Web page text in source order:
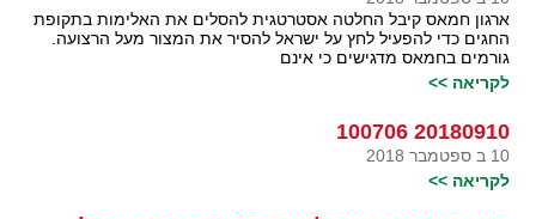
ארגון חמאס קיבל החלטה אסטרטגית להסלים את האלימות בתקופת
החגים כדי להפעיל לחץ על ישראל להסיר את המצור מעל הרצועה.
גורמים בחמאס מדגישים כי אינם
לקריאה >>
20180910 100706
10 ב ספטמבר 2018
לקריאה >>